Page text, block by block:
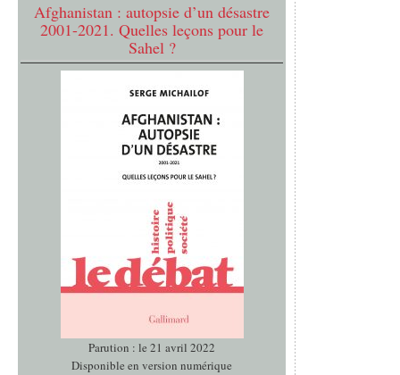
Afghanistan : autopsie d’un désastre
2001-2021. Quelles leçons pour le
Sahel ?
Parution : le 21 avril 2022
Disponible en version numérique